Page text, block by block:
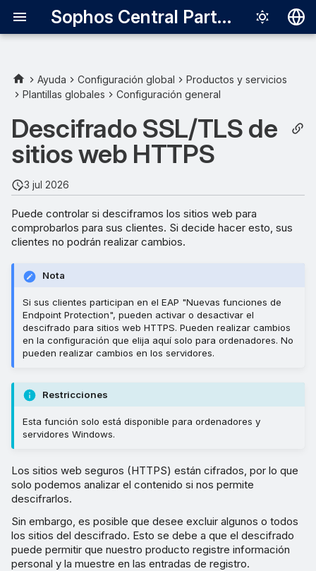
Sophos Central Partner
English
Français
Português
Firefox y el descifrado
Activar o desactivar el
descifrado
Excluir sitios web del
descifrado
Ayuda Configuración global
Productos y servicios
Plantillas globales
Configuración general
Descifrado SSL/TLS de
sitios web HTTPS
3 jul 2026
Puede controlar si desciframos los sitios web para
comprobarlos para sus clientes. Si decide hacer esto, sus
clientes no podrán realizar cambios.
Nota
Si sus clientes participan en el EAP "Nuevas funciones de
Endpoint Protection", pueden activar o desactivar el
descifrado para sitios web HTTPS. Pueden realizar cambios
en la configuración que elija aquí solo para ordenadores. No
pueden realizar cambios en los servidores.
Restricciones
Esta función solo está disponible para ordenadores y
servidores Windows.
Los sitios web seguros (HTTPS) están cifrados, por lo que
solo podemos analizar el contenido si nos permite
descifrarlos.
Sin embargo, es posible que desee excluir algunos o todos
los sitios del descifrado. Esto se debe a que el descifrado
puede permitir que nuestro producto registre información
personal y la muestre en las entradas de registro.